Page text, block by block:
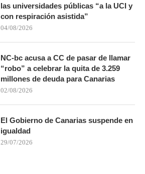
las universidades públicas “a la UCI y
con respiración asistida”
04/08/2026
NC-bc acusa a CC de pasar de llamar
“robo” a celebrar la quita de 3.259
millones de deuda para Canarias
02/08/2026
El Gobierno de Canarias suspende en
igualdad
29/07/2026